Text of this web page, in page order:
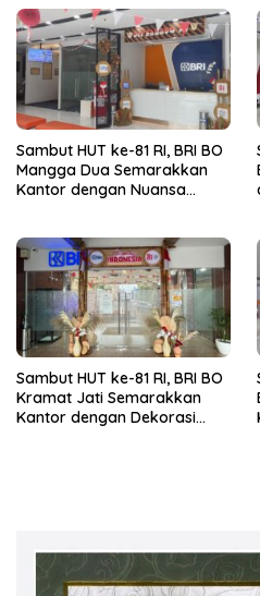
Sambut HUT ke-81 RI, BRI BO
Mangga Dua Semarakkan
Kantor dengan Nuansa
Sambut HUT ke-81 RI, BRI BO
Kramat Jati Semarakkan
Kantor dengan Dekorasi